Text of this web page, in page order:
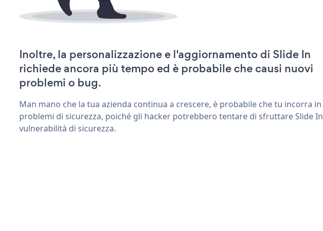
Inoltre, la personalizzazione e l'aggiornamento di Slide In
richiede ancora più tempo ed è probabile che causi nuovi
problemi o bug.
Man mano che la tua azienda continua a crescere, è probabile che tu incorra in
problemi di sicurezza, poiché gli hacker potrebbero tentare di sfruttare Slide In
vulnerabilità di sicurezza.